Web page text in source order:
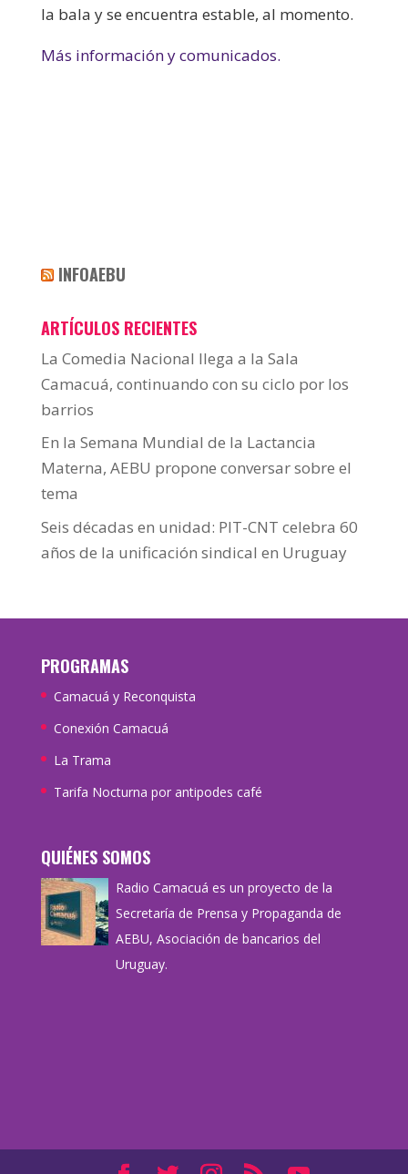
la bala y se encuentra estable, al momento.
Más información y comunicados.
INFOAEBU
ARTÍCULOS RECIENTES
La Comedia Nacional llega a la Sala
Camacuá, continuando con su ciclo por los
barrios
En la Semana Mundial de la Lactancia
Materna, AEBU propone conversar sobre el
tema
Seis décadas en unidad: PIT-CNT celebra 60
años de la unificación sindical en Uruguay
PROGRAMAS
Camacuá y Reconquista
Conexión Camacuá
La Trama
Tarifa Nocturna por antipodes café
QUIÉNES SOMOS
Radio Camacuá es un proyecto de la
Secretaría de Prensa y Propaganda de
AEBU, Asociación de bancarios del
Uruguay.